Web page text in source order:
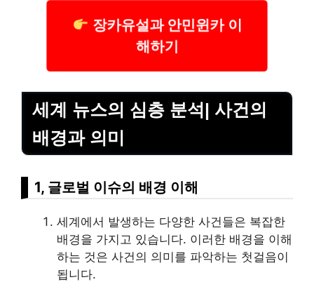
장카유설과 안민윈카 이
해하기
세계 뉴스의 심층 분석| 사건의
배경과 의미
1, 글로벌 이슈의 배경 이해
세계에서 발생하는 다양한 사건들은 복잡한
배경을 가지고 있습니다. 이러한 배경을 이해
하는 것은 사건의 의미를 파악하는 첫걸음이
됩니다.